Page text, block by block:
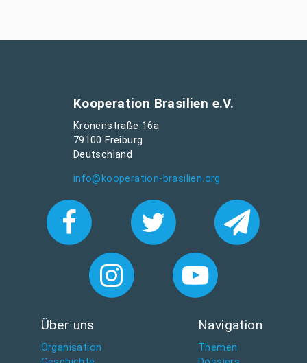
Kooperation Brasilien e.V.
Kronenstraße 16a
79100 Freiburg
Deutschland
info@kooperation-brasilien.org
Über uns
Organisation
Navigation
Themen